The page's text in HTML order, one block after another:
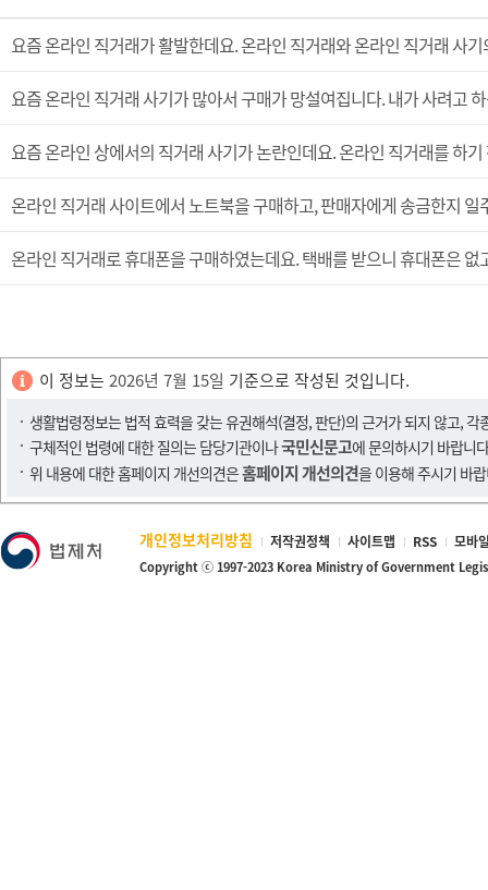
요즘 온라인 직거래가 활발한데요. 온라인 직거래와 온라인 직거래 사
요즘 온라인 직거래 사기가 많아서 구매가 망설여집니다. 내가 사려고
요즘 온라인 상에서의 직거래 사기가 논란인데요. 온라인 직거래를 하
온라인 직거래로 휴대폰을 구매하였는데요. 택배를 받으니 휴대폰은
이 정보는 2026년 7월 15일 기준으로 작성된 것입니다.
생활법령정보는 법적 효력을 갖는 유권해석(결정, 판단)의 근거가 되지 않고,
구체적인 법령에 대한 질의는 담당기관이나국민신문고에 문의하시기 바랍니
위 내용에 대한 홈페이지 개선의견은홈페이지 개선의견을 이용해 주시기 바
개인정보처리방침 저작권정책 사이트맵 RSS 모바
Copyright ⓒ 1997-2023 Korea Ministry of Government